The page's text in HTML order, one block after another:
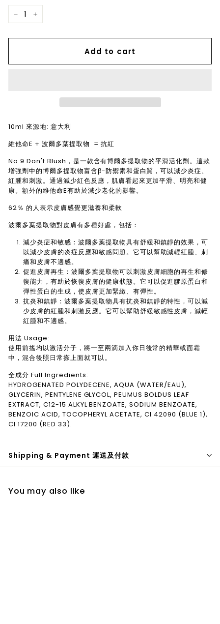
Add to cart
10ml 來源地: 意大利
維他命E + 波爾多葉提取物 = 抗紅
No.9 Don't Blush，是一款含有博爾多提取物的平滑活化劑。這款
增強劑中的博爾多提取物富含β-防禦素和蛋白質，可以減少炎症、
紅腫和刺激。通過減少紅色反應，肌膚看起來更加平滑、明亮和健
康。額外的維他命E有助於減少老化的影響。
62％ 的人表示皮膚感覺更滋養和柔軟
波爾多葉提取物對皮膚有多種好處，包括：
減少炎症和敏感：波爾多葉提取物具有舒緩和鎮靜的效果，可
以減少皮膚的炎症反應和敏感問題。它可以幫助減輕紅腫、刺
痛和皮膚不適感。
促進皮膚再生：波爾多葉提取物可以刺激皮膚細胞的再生和修
復能力，有助於恢復皮膚的健康狀態。它可以促進膠原蛋白和
彈性蛋白的生成，使皮膚更加緊緻、有彈性。
抗炎和鎮靜：波爾多葉提取物具有抗炎和鎮靜的特性，可以減
少皮膚的紅腫和刺激反應。它可以幫助舒緩敏感性皮膚，減輕
紅腫和不適感。
用法 Usage:
使用前搖均以激活分子，將一至兩滴加入你日後常的精華或面霜
中，混合後照日常搽上面就可以。
全成分 Full Ingredients:
HYDROGENATED POLYDECENE, AQUA (WATER/EAU),
GLYCERIN, PENTYLENE GLYCOL, PEUMUS BOLDUS LEAF
EXTRACT, C12-15 ALKYL BENZOATE, SODIUM BENZOATE,
BENZOIC ACID, TOCOPHERYL ACETATE, CI 42090 (BLUE 1),
CI 17200 (RED 33).
Shipping & Payment 運送及付款
You may also like